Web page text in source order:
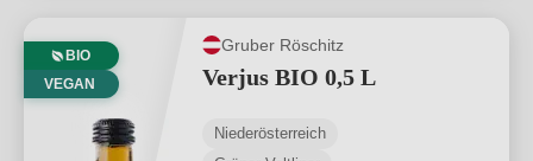
BIO
VEGAN
Gruber Röschitz
Verjus BIO 0,5 L
Niederösterreich